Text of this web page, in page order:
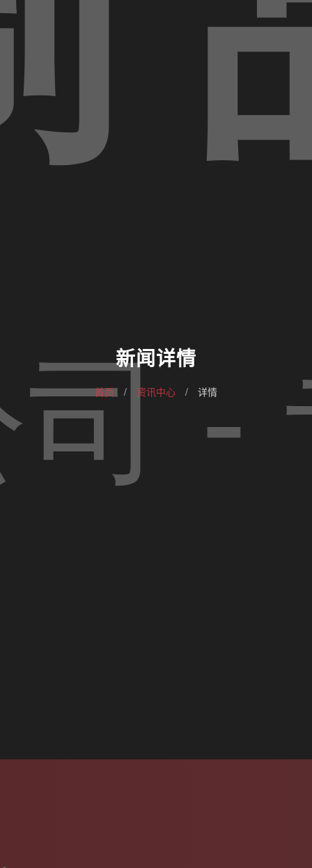
新闻详情
首页 / 资讯中心 / 详情